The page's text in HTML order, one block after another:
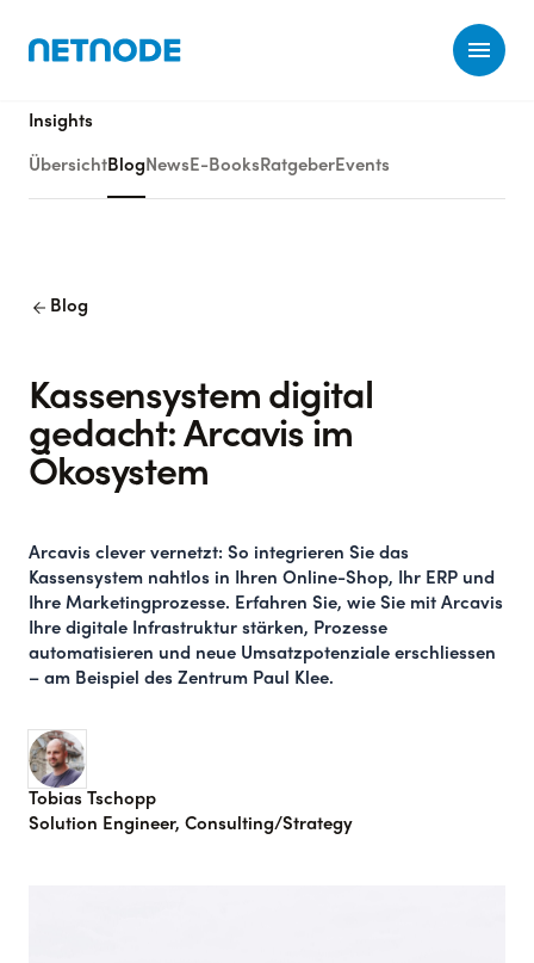
Insights
Übersicht Blog News E-Books Ratgeber Events
arrow_back Blog
Kassensystem digital
gedacht: Arcavis im
Ökosystem
Arcavis clever vernetzt: So integrieren Sie das
Kassensystem nahtlos in Ihren Online-Shop, Ihr ERP und
Ihre Marketingprozesse. Erfahren Sie, wie Sie mit Arcavis
Ihre digitale Infrastruktur stärken, Prozesse
automatisieren und neue Umsatzpotenziale erschliessen
– am Beispiel des Zentrum Paul Klee.
Tobias Tschopp
Solution Engineer, Consulting/Strategy